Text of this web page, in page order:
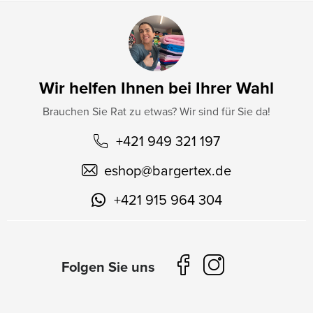
Wir helfen Ihnen bei Ihrer Wahl
Brauchen Sie Rat zu etwas? Wir sind für Sie da!
+421 949 321 197
eshop@bargertex.de
+421 915 964 304